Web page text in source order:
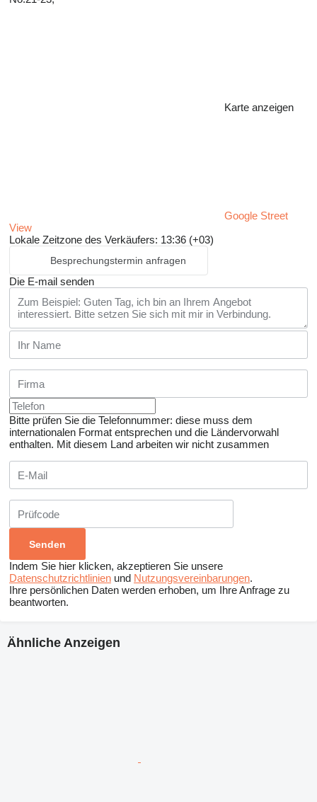
Karte anzeigen
Google Street
View
Lokale Zeitzone des Verkäufers: 13:36 (+03)
Besprechungstermin anfragen
Die E-mail senden
Bitte prüfen Sie die Telefonnummer: diese muss dem
internationalen Format entsprechen und die Ländervorwahl
enthalten. Mit diesem Land arbeiten wir nicht zusammen
Indem Sie hier klicken, akzeptieren Sie unsere
Datenschutzrichtlinien und Nutzungsvereinbarungen.
Ihre persönlichen Daten werden erhoben, um Ihre Anfrage zu
beantworten.
Ähnliche Anzeigen